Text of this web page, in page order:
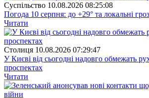
Суспiльство 10.08.2026 08:25:08
Погода 10 серпня: до +29° та локальні
Читати
Столиця 10.08.2026 07:29:47
У Києві від сьогодні надовго обмежать
проспектах
Читати